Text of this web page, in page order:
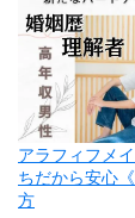
アラフィフメ
ちだから安心
方